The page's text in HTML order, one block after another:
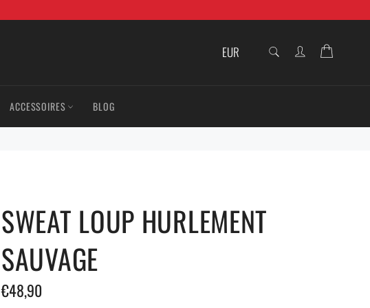
Recherche
ACCESSOIRES BLOG
SWEAT LOUP HURLEMENT
SAUVAGE
Prix
régulier
€48,90